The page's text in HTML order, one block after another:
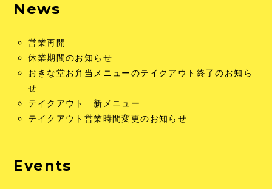
News
営業再開
休業期間のお知らせ
おきな堂お弁当メニューのテイクアウト終了のお知ら
せ
テイクアウト 新メニュー
テイクアウト営業時間変更のお知らせ
Events